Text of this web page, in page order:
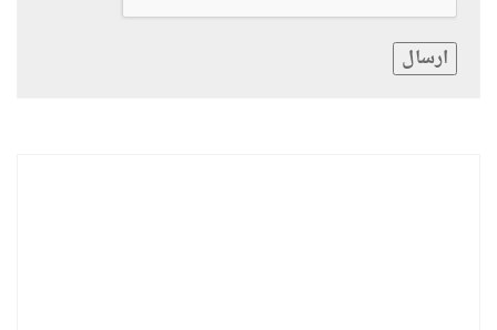
ارسال